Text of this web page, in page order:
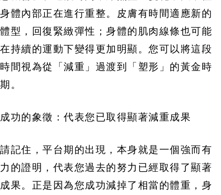
身體內部正在進行重整。皮膚有時間適應新的
體型，回復緊緻彈性；身體的肌肉線條也可能
在持續的運動下變得更加明顯。您可以將這段
時間視為從「減重」過渡到「塑形」的黃金時
期。
成功的象徵：代表您已取得顯著減重成果
請記住，平台期的出現，本身就是一個強而有
力的證明，代表您過去的努力已經取得了顯著
成果。正是因為您成功減掉了相當的體重，身